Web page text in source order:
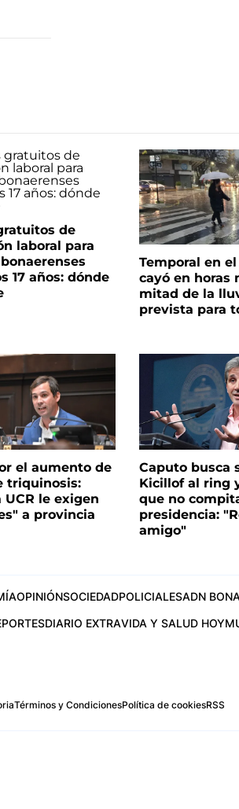
de
laboral para
17 años: dónde
Temporal en el
cayó en horas
mitad de la
prevista para
el aumento de
triquinosis:
UCR le exigen
a provincia
Caputo busca
Kicillof al ring
que no
presidencia:
amigo"
OPINIÓNSOCIEDADPOLICIALESADN
DIARIO EXTRAVIDA Y SALUD HOY
Términos y CondicionesPolítica de cookiesRSS